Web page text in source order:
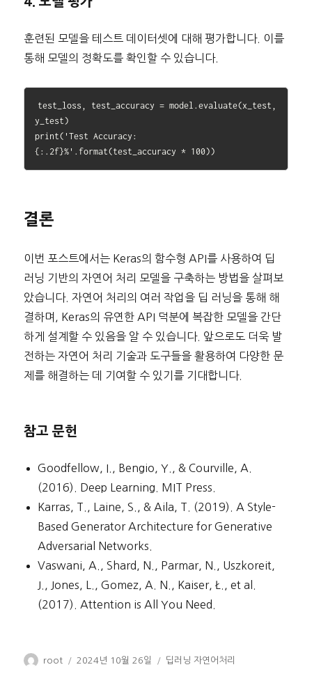
훈련된 모델을 테스트 데이터셋에 대해 평가합니다. 이를
통해 모델의 정확도를 확인할 수 있습니다.
test_loss, test_accuracy = model.evaluate(x_test,
y_test)
print('Test Accuracy:
결론
이번 포스트에서는 Keras의 함수형 API를 사용하여 딥
러닝 기반의 자연어 처리 모델을 구축하는 방법을 살펴보
았습니다. 자연어 처리의 여러 작업을 딥 러닝을 통해 해
결하며, Keras의 유연한 API 덕분에 복잡한 모델을 간단
하게 설계할 수 있음을 알 수 있습니다. 앞으로도 더욱 발
전하는 자연어 처리 기술과 도구들을 활용하여 다양한 문
제를 해결하는 데 기여할 수 있기를 기대합니다.
참고 문헌
Goodfellow, I., Bengio, Y., & Courville, A.
(2016). Deep Learning. MIT Press.
Karras, T., Laine, S., & Aila, T. (2019). A Style-
Based Generator Architecture for Generative
Adversarial Networks.
Vaswani, A., Shard, N., Parmar, N., Uszkoreit,
J., Jones, L., Gomez, A. N., Kaiser, Ł., et al.
(2017). Attention is All You Need.
글
root
작
2024년 10월 26일
카
딥러닝 자연어처리